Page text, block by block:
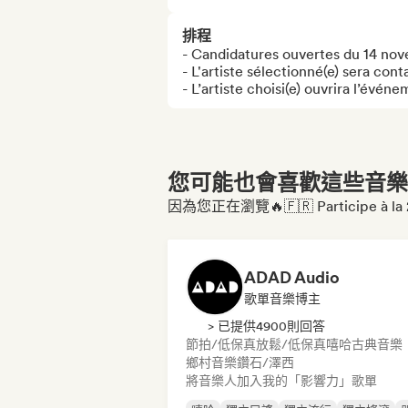
排程
- Candidatures ouvertes du 14
- L'artiste sélectionné(e) sera
- L’artiste choisi(e) ouvrira
您可能也會喜歡這些音
因為您正在瀏覽🔥🇫🇷 Participe à la
ADAD Audio
歌單音樂博主
> 已提供4900則回答
節拍/低保真放鬆/低保真嘻哈古典音樂
鄉村音樂鑽石/澤西
將音樂人加入我的「影響力」歌單